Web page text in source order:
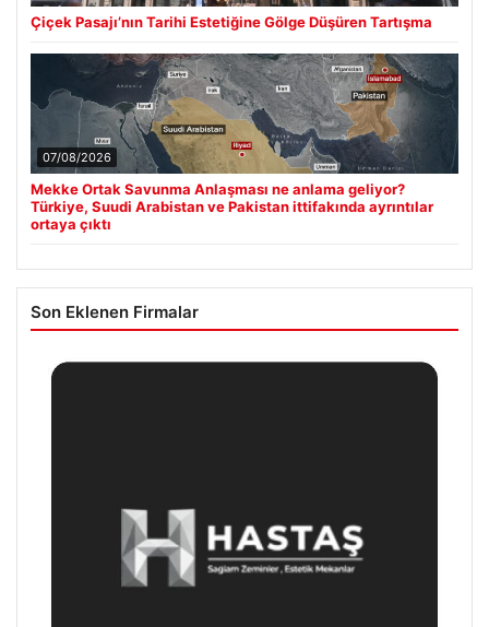
Çiçek Pasajı’nın Tarihi Estetiğine Gölge Düşüren Tartışma
07/08/2026
Mekke Ortak Savunma Anlaşması ne anlama geliyor?
Türkiye, Suudi Arabistan ve Pakistan ittifakında ayrıntılar
ortaya çıktı
Son Eklenen Firmalar